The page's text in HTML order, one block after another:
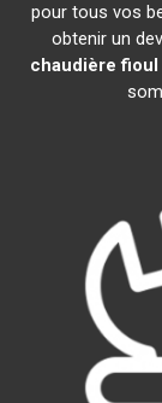
pour tous vos
obtenir un
chaudière